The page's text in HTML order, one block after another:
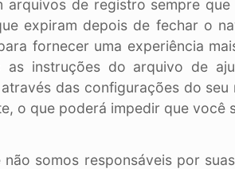
arquivos de registro sempre
expiram depois de fechar o
fornecer uma experiência
as instruções do arquivo de
das configurações do seu
o que poderá impedir que você
somos responsáveis por